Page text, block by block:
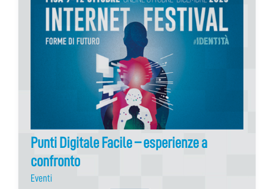
Punti Digitale Facile – esperienze a
confronto
Eventi